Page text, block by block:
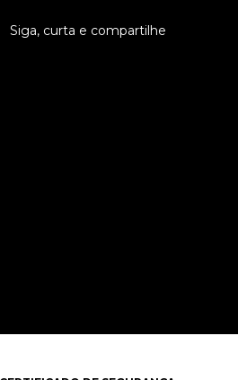
Siga, curta e compartilhe